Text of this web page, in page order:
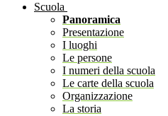
Scuola
Panoramica
Presentazione
I luoghi
Le persone
I numeri della scuola
Le carte della scuola
Organizzazione
La storia